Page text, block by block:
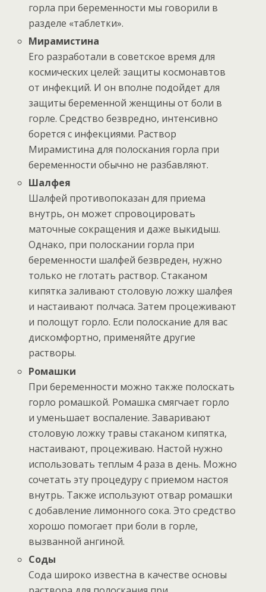
горла при беременности мы говорили в
разделе «таблетки».
Мирамистина
Его разработали в советское время для
космических целей: защиты космонавтов
от инфекций. И он вполне подойдет для
защиты беременной женщины от боли в
горле. Средство безвредно, интенсивно
борется с инфекциями. Раствор
Мирамистина для полоскания горла при
беременности обычно не разбавляют.
Шалфея
Шалфей противопоказан для приема
внутрь, он может спровоцировать
маточные сокращения и даже выкидыш.
Однако, при полоскании горла при
беременности шалфей безвреден, нужно
только не глотать раствор. Стаканом
кипятка заливают столовую ложку шалфея
и настаивают полчаса. Затем процеживают
и полощут горло. Если полоскание для вас
дискомфортно, применяйте другие
растворы.
Ромашки
При беременности можно также полоскать
горло ромашкой. Ромашка смягчает горло
и уменьшает воспаление. Заваривают
столовую ложку травы стаканом кипятка,
настаивают, процеживаю. Настой нужно
использовать теплым 4 раза в день. Можно
сочетать эту процедуру с приемом настоя
внутрь. Также используют отвар ромашки
с добавление лимонного сока. Это средство
хорошо помогает при боли в горле,
вызванной ангиной.
Соды
Сода широко известна в качестве основы